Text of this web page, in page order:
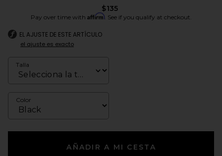
$135
Pay over time with Affirm. See if you qualify at checkout.
EL AJUSTE DE ESTE ARTÍCULO
el ajuste es exacto
Talla
Color
AÑADIR A MI CESTA